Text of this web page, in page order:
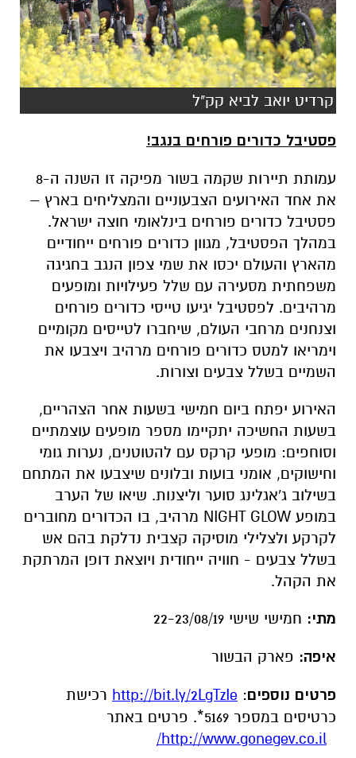
קרדיט יואב לביא קק"ל
פסטיבל כדורים פורחים בנגב!
עמותת תיירות שקמה בשור מפיקה זו השנה ה-8
את אחד האירועים הצבעוניים והמצליחים בארץ –
פסטיבל כדורים פורחים בינלאומי חוצה ישראל.
במהלך הפסטיבל, מגוון כדורים פורחים ייחודיים
מהארץ והעולם יכסו את שמי צפון הנגב בחגיגה
משפחתית מסעירה עם שלל פעילויות ומופעים
מרהיבים. לפסטיבל יגיעו טייסי כדורים פורחים
וצנחנים מרחבי העולם, שיחברו לטייסים מקומיים
וימריאו למטס כדורים פורחים מרהיב ויצבעו את
השמיים בשלל צבעים וצורות.
האירוע יפתח ביום חמישי בשעות אחר הצהריים,
בשעות החשיכה יתקיימו מספר מופעים עוצמתיים
וסוחפים: מופעי קרקס עם להטוטנים, נערות גומי
וחישוקים, אומני בועות ובלונים שיצבעו את המתחם
בשילוב ג'אגלינג סוער וליצנות. שיאו של הערב
במופע NIGHT GLOW מרהיב, בו הכדורים מחוברים
לקרקע ולצלילי מוסיקה קצבית נדלקת בהם אש
בשלל צבעים - חוויה ייחודית ויוצאת דופן המרתקת
את הקהל.
מתי: חמישי שישי 22-23/08/19
איפה: פארק הבשור
פרטים נוספים:
http://bit.ly/2LgTzIe רכישת
כרטיסים במספר 5169*. פרטים באתר
http://www.gonegev.co.il/